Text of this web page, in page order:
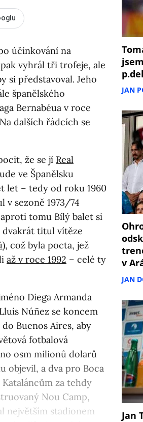
účinkování na
vyhrál tři trofeje, ale
si představoval. Jeho
španělského
Bernabéua v roce
dalších řádcích se
že se jí Real
ve Španělsku
let – tedy od roku 1960
sezoně 1973/74
tomu Bílý balet si
dvakrát titul vítěze
), což byla pocta, jež
až v roce 1992 – celé ty
Diega Armanda
Núñez se koncem
Buenos Aires, aby
fotbalová
osm milionů dolarů
objevil, a dva pro Boca
za tehdy
Nou Camp,
největším stadionem
p.del
JAN
v
JAN
Jan